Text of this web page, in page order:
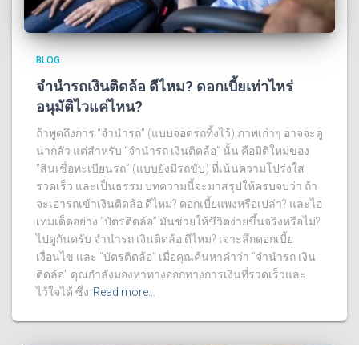
BLOG
จำนำรถเงินติดล้อ ดีไหม? ดอกเบี้ยเท่าไหร่
อนุมัติไวแค่ไหน?
ถ้าพูดถึงการ “จำนำรถ” (แบบจอดรถทิ้งไว้) ภาพเก่าๆ อาจจะดู
น่ากลัว แต่สำหรับ “จํานํารถ เงินติดล้อ” นั้น คือมิติใหม่ของ
“สินเชื่อทะเบียนรถ” (แบบยังมีรถขับ) ที่เน้นความโปร่งใส
รวดเร็ว และเป็นธรรม บทความนี้จะมาสรุปให้ครบจบว่า ถ้า
จะเอารถเข้าเงินติดล้อ ดีไหม? ดอกเบี้ยแพงหรือเปล่า? และไอ
เทมเด็ดอย่าง “บัตรติดล้อ” มันช่วยให้ชีวิตง่ายขึ้นจริงหรือไม่?
ไปดูกันครับ จํานํารถ เงินติดล้อ ดีไหม? เจาะลึกดอกเบี้ย
เงื่อนไข และ “บัตรติดล้อ” เมื่อคุณค้นหาคำว่า “จํานํารถ เงิน
ติดล้อ” คุณกำลังมองหาทางออกทางการเงินที่รวดเร็วและ
ไว้ใจได้ ซึ่ง Read more…